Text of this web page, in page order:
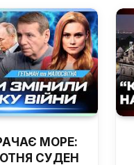
МОРЕ:
СУДЕН